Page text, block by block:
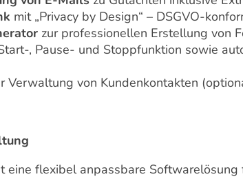
mit „Privacy by Design“ – DSGVO-
zur professionellen Erstellung von
, Pause- und Stoppfunktion sowie
Verwaltung von Kundenkontakten
eine flexibel anpassbare Softwarelösung